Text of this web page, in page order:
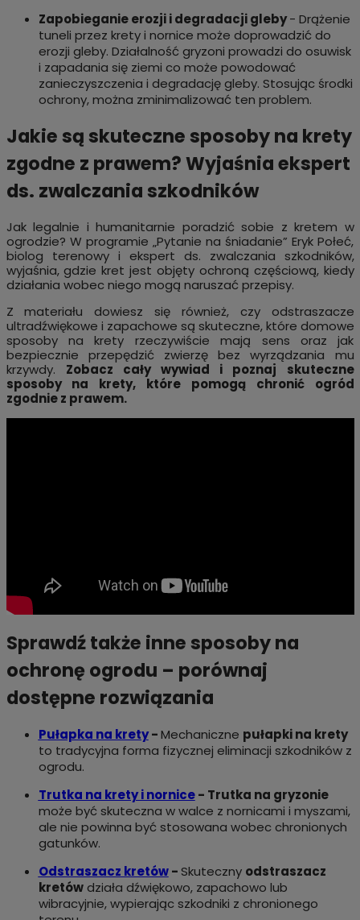
Zapobieganie erozji i degradacji gleby- Drążenie
tuneli przez krety i nornice może doprowadzić do
erozji gleby. Działalność gryzoni prowadzi do osuwisk
i zapadania się ziemi co może powodować
zanieczyszczenia i degradację gleby. Stosując środki
ochrony, można zminimalizować ten problem.
Jakie są skuteczne sposoby na krety
zgodne z prawem? Wyjaśnia ekspert
ds. zwalczania szkodników
Jak legalnie i humanitarnie poradzić sobie z kretem w
ogrodzie? W programie „Pytanie na śniadanie” Eryk Połeć,
biolog terenowy i ekspert ds. zwalczania szkodników,
wyjaśnia, gdzie kret jest objęty ochroną częściową, kiedy
działania wobec niego mogą naruszać przepisy.
Z materiału dowiesz się również, czy odstraszacze
ultradźwiękowe i zapachowe są skuteczne, które domowe
sposoby na krety rzeczywiście mają sens oraz jak
bezpiecznie przepędzić zwierzę bez wyrządzania mu
krzywdy. Zobacz cały wywiad i poznaj skuteczne
sposoby na krety, które pomogą chronić ogród
zgodnie z prawem.
Sprawdź także inne sposoby na
ochronę ogrodu – porównaj
dostępne rozwiązania
Pułapka na krety-Mechaniczne pułapki na krety
to tradycyjna forma fizycznej eliminacji szkodników z
ogrodu.
Trutka na krety i nornice- Trutka na gryzonie
może być skuteczna w walce z nornicami i myszami,
ale nie powinna być stosowana wobec chronionych
gatunków.
Odstraszacz kretów-Skuteczny odstraszacz
kretówdziała dźwiękowo, zapachowo lub
wibracyjnie, wypierając szkodniki z chronionego